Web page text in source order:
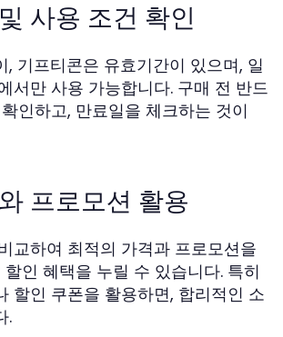
사용 조건 확인
, 기프티콘은 유효기간이 있으며, 일
서만 사용 가능합니다. 구매 전 반드
인하고, 만료일을 체크하는 것이
프로모션 활용
교하여 최적의 가격과 프로모션을
인 혜택을 누릴 수 있습니다. 특히
할인 쿠폰을 활용하면, 합리적인 소
.